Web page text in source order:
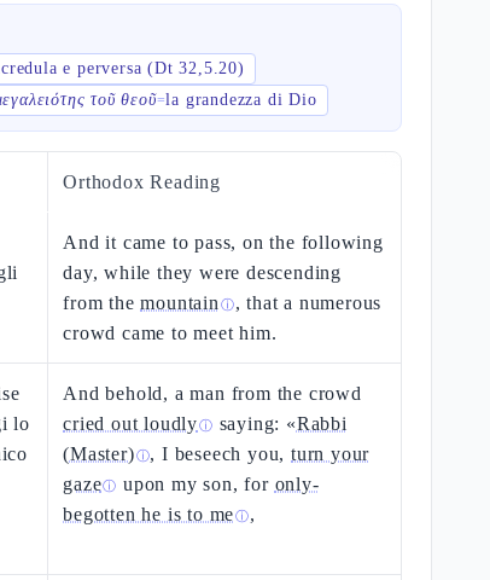
e perversa (Dt 32,5.20)
τοῦ θεοῦ=la grandezza di Dio
Orthodox Reading
And it came to pass, on the following
day, while they were descending
from themountain ⓘ, that a numerous
crowd came to meet him.
lo
And behold, a man from the crowd
cried out loudlyⓘ saying: «Rabbi
(Master)ⓘ, I beseech you,turn your
gazeⓘ upon my son, for only-
begotten he is to meⓘ,